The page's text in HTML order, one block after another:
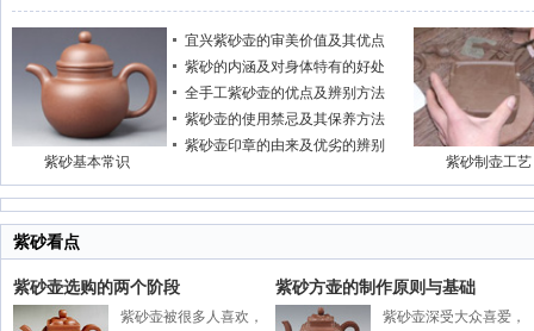
紫砂基本常识
宜兴紫砂壶的审美价值及其优点
紫砂的内涵及对身体特有的好处
全手工紫砂壶的优点及辨别方法
紫砂壶的使用禁忌及其保养方法
紫砂壶印章的由来及优劣的辨别
紫砂制壶工艺
紫砂看点
紫砂壶选购的两个阶段
紫砂壶被很多人喜欢，
紫砂方壶的制作原则与基础
紫砂壶深受大众喜爱，